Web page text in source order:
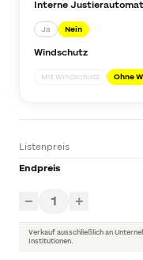
Interne
Ja Nein
Windschutz
Mit Windschutz Ohne
Listenpreis
Endpreis
− 1 +
Verkauf ausschließlich an
Institutionen.